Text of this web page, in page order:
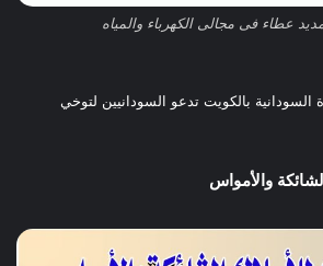
عطاء فى مجالى الكهرباء والمياه
السودانية بالكويت تدعو السودانيين لتوخي
والأمواس